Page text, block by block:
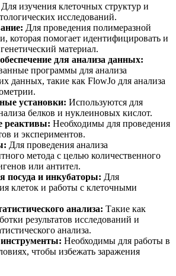
Для изучения клеточных структур и
исследований.
Для проведения полимеразной
которая помогает идентифицировать и
материал.
для анализа данных:
программы для анализа
данных, такие как FlowJo для анализа
установки: Используются для
белков и нуклеиновых кислот.
реактивы: Необходимы для проведения
и экспериментов.
Для проведения анализа
метода с целью количественного
или антител.
посуда и инкубаторы: Для
клеток и работы с клеточными
анализа: Такие как
результатов исследований и
анализа.
Необходимы для работы в
чтобы избежать заражения